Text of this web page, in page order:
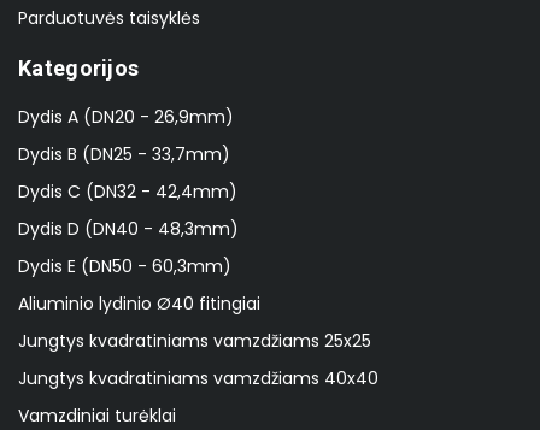
Parduotuvės taisyklės
Kategorijos
Dydis A (DN20 - 26,9mm)
Dydis B (DN25 - 33,7mm)
Dydis C (DN32 - 42,4mm)
Dydis D (DN40 - 48,3mm)
Dydis E (DN50 - 60,3mm)
Aliuminio lydinio Ø40 fitingiai
Jungtys kvadratiniams vamzdžiams 25x25
Jungtys kvadratiniams vamzdžiams 40x40
Vamzdiniai turėklai